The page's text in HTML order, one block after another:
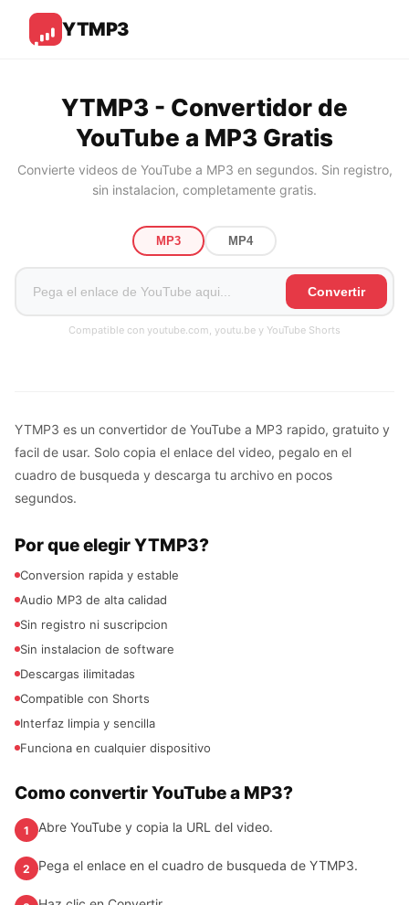
YTMP3
YTMP3 - Convertidor de
YouTube a MP3 Gratis
Convierte videos de YouTube a MP3 en segundos. Sin registro,
sin instalacion, completamente gratis.
MP3 MP4
Convertir
Compatible con youtube.com, youtu.be y YouTube Shorts
YTMP3 es un convertidor de YouTube a MP3 rapido, gratuito y
facil de usar. Solo copia el enlace del video, pegalo en el
cuadro de busqueda y descarga tu archivo en pocos
segundos.
Por que elegir YTMP3?
Conversion rapida y estable
Audio MP3 de alta calidad
Sin registro ni suscripcion
Sin instalacion de software
Descargas ilimitadas
Compatible con Shorts
Interfaz limpia y sencilla
Funciona en cualquier dispositivo
Como convertir YouTube a MP3?
1 Abre YouTube y copia la URL del video.
2 Pega el enlace en el cuadro de busqueda de YTMP3.